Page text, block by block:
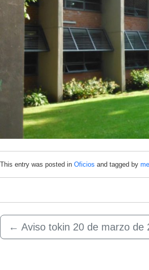
This entry was posted in Oficios and tagged by
← Aviso tokin 20 de marzo de